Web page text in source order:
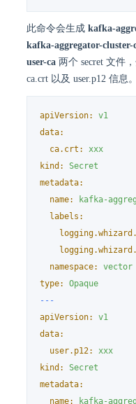
此命令会生成 kafka-
kafka-aggregator-cluster-
user-ca 两个 secret 文件
ca.crt 以及 user.p12 信息
apiVersion:
v1
data:
ca.crt:
xxx
kind:
Secret
metadata:
name:
kafka-
labels:
namespace:
vector
type:
Opaque
---
apiVersion:
v1
data:
user.p12:
xxx
kind:
Secret
metadata:
name:
kafka-